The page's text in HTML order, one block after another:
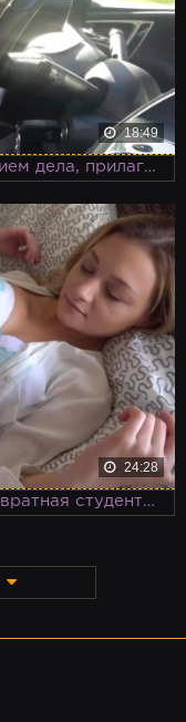
18:49
Милфа дрочит в машине со знанием дела, прилагая фантастическую фантазию
24:28
Ради члена и горячего секса развратная студентка готова отказаться от учебы